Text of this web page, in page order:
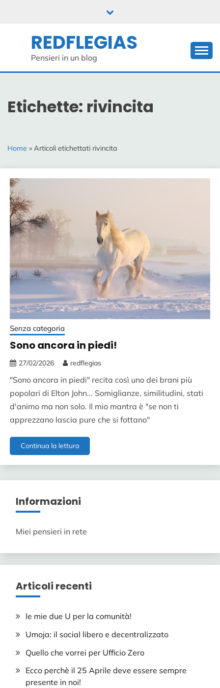
REDFLEGIAS
Pensieri in un blog
Etichette: rivincita
Home » Articoli etichettati rivincita
Senza categoria
Sono ancora in piedi!
27/02/2026 redflegias
"Sono ancora in piedi" recita così uno dei brani più
popolari di Elton John... Somiglianze, similitudini, stati
d'animo ma non solo. Il mio mantra è "se non ti
apprezzano lascia pure che si fottano"
Continua la letturaSono
ancora
in
Informazioni
Miei pensieri in rete
Articoli recenti
le mie due U per la comunità!
Umoja: il social libero e decentralizzato
Quello che vorrei per Ufficio Zero
Ecco perchè il 25 Aprile deve essere sempre
presente in noi!